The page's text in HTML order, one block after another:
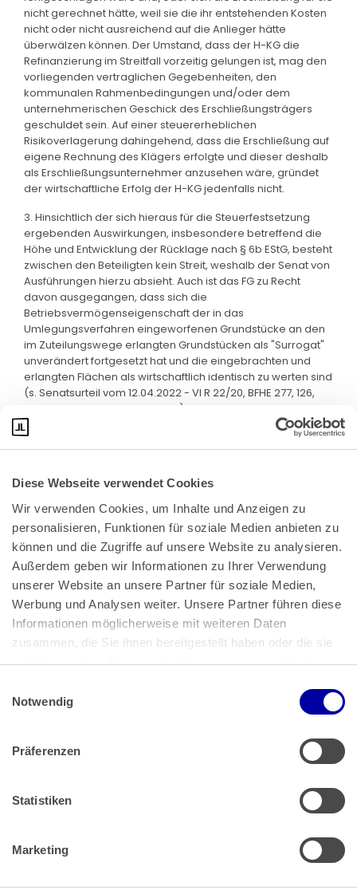
Diese Webseite verwendet Cookies
Wir verwenden Cookies, um Inhalte und Anzeigen zu
personalisieren, Funktionen für soziale Medien anbieten zu
können und die Zugriffe auf unsere Website zu analysieren.
Außerdem geben wir Informationen zu Ihrer Verwendung
unserer Website an unsere Partner für soziale Medien,
Werbung und Analysen weiter. Unsere Partner führen diese
Informationen möglicherweise mit weiteren Daten
zusammen, die Sie ihnen bereitgestellt haben oder die sie
im Rahmen Ihrer Nutzung der Dienste gesammelt haben.
Impressum
Notwendig
Präferenzen
Statistiken
Marketing
nicht gerechnet hätte, weil sie die ihr entstehenden Kosten
nicht oder nicht ausreichend auf die Anlieger hätte
überwälzen können. Der Umstand, dass der H-KG die
Refinanzierung im Streitfall vorzeitig gelungen ist, mag den
vorliegenden vertraglichen Gegebenheiten, den
kommunalen Rahmenbedingungen und/oder dem
unternehmerischen Geschick des Erschließungsträgers
geschuldet sein. Auf einer steuererheblichen
Risikoverlagerung dahingehend, dass die Erschließung auf
eigene Rechnung des Klägers erfolgte und dieser deshalb
als Erschließungsunternehmer anzusehen wäre, gründet
der wirtschaftliche Erfolg der H-KG jedenfalls nicht.
3. Hinsichtlich der sich hieraus für die Steuerfestsetzung
ergebenden Auswirkungen, insbesondere betreffend die
Höhe und Entwicklung der Rücklage nach § 6b EStG, besteht
zwischen den Beteiligten kein Streit, weshalb der Senat von
Ausführungen hierzu absieht. Auch ist das FG zu Recht
davon ausgegangen, dass sich die
Betriebsvermögenseigenschaft der in das
Umlegungsverfahren eingeworfenen Grundstücke an den
im Zuteilungswege erlangten Grundstücken als "Surrogat"
unverändert fortgesetzt hat und die eingebrachten und
erlangten Flächen als wirtschaftlich identisch zu werten sind
(s. Senatsurteil vom 12.04.2022 - VI R 22/20, BFHE 277, 126,
BStBl II 2023, 384, Rz 42, m.w.N.).
Bundeskanzlerplatz 2
53113 Bonn
Pressemitteilungen|AGB
Impressum|Datenschutz
Muster Widerrufsformular (PDF)
Barrierefreiheit